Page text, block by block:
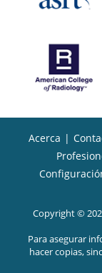
Acerca |
Copyright ©
Para asegurar
hacer copias,